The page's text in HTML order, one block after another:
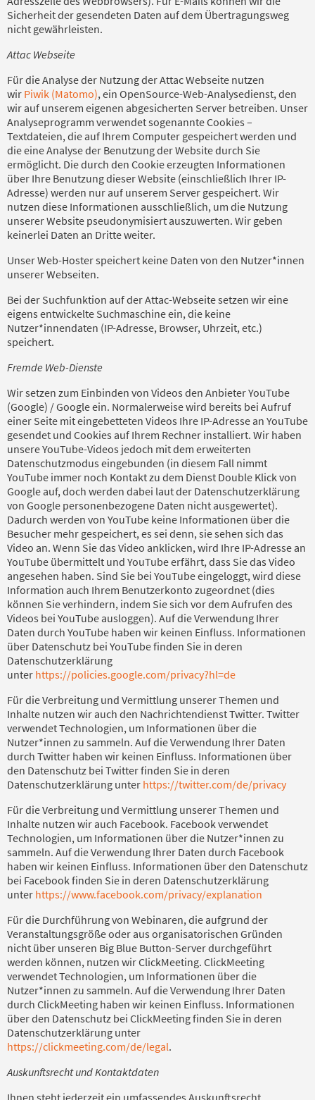
Sicherheit der gesendeten Daten auf dem Übertragungsweg
nicht gewährleisten.
Attac Webseite
Für die Analyse der Nutzung der Attac Webseite nutzen
wir Piwik (Matomo), ein OpenSource-Web-Analysedienst, den
wir auf unserem eigenen abgesicherten Server betreiben. Unser
Analyseprogramm verwendet sogenannte Cookies –
Textdateien, die auf Ihrem Computer gespeichert werden und
die eine Analyse der Benutzung der Website durch Sie
ermöglicht. Die durch den Cookie erzeugten Informationen
über Ihre Benutzung dieser Website (einschließlich Ihrer IP-
Adresse) werden nur auf unserem Server gespeichert. Wir
nutzen diese Informationen ausschließlich, um die Nutzung
unserer Website pseudonymisiert auszuwerten. Wir geben
keinerlei Daten an Dritte weiter.
Unser Web-Hoster speichert keine Daten von den Nutzer*innen
unserer Webseiten.
Bei der Suchfunktion auf der Attac-Webseite setzen wir eine
eigens entwickelte Suchmaschine ein, die keine
Nutzer*innendaten (IP-Adresse, Browser, Uhrzeit, etc.)
speichert.
Fremde Web-Dienste
Wir setzen zum Einbinden von Videos den Anbieter YouTube
(Google) / Google ein. Normalerweise wird bereits bei Aufruf
einer Seite mit eingebetteten Videos Ihre IP-Adresse an YouTube
gesendet und Cookies auf Ihrem Rechner installiert. Wir haben
unsere YouTube-Videos jedoch mit dem erweiterten
Datenschutzmodus eingebunden (in diesem Fall nimmt
YouTube immer noch Kontakt zu dem Dienst Double Klick von
Google auf, doch werden dabei laut der Datenschutzerklärung
von Google personenbezogene Daten nicht ausgewertet).
Dadurch werden von YouTube keine Informationen über die
Besucher mehr gespeichert, es sei denn, sie sehen sich das
Video an. Wenn Sie das Video anklicken, wird Ihre IP-Adresse an
YouTube übermittelt und YouTube erfährt, dass Sie das Video
angesehen haben. Sind Sie bei YouTube eingeloggt, wird diese
Information auch Ihrem Benutzerkonto zugeordnet (dies
können Sie verhindern, indem Sie sich vor dem Aufrufen des
Videos bei YouTube ausloggen). Auf die Verwendung Ihrer
Daten durch YouTube haben wir keinen Einfluss. Informationen
über Datenschutz bei YouTube finden Sie in deren
Datenschutzerklärung
unter https://policies.google.com/privacy?hl=de
Für die Verbreitung und Vermittlung unserer Themen und
Inhalte nutzen wir auch den Nachrichtendienst Twitter. Twitter
verwendet Technologien, um Informationen über die
Nutzer*innen zu sammeln. Auf die Verwendung Ihrer Daten
durch Twitter haben wir keinen Einfluss. Informationen über
den Datenschutz bei Twitter finden Sie in deren
Datenschutzerklärung unter https://twitter.com/de/privacy
Für die Verbreitung und Vermittlung unserer Themen und
Inhalte nutzen wir auch Facebook. Facebook verwendet
Technologien, um Informationen über die Nutzer*innen zu
sammeln. Auf die Verwendung Ihrer Daten durch Facebook
haben wir keinen Einfluss. Informationen über den Datenschutz
bei Facebook finden Sie in deren Datenschutzerklärung
unter https://www.facebook.com/privacy/explanation
Für die Durchführung von Webinaren, die aufgrund der
Veranstaltungsgröße oder aus organisatorischen Gründen
nicht über unseren Big Blue Button-Server durchgeführt
werden können, nutzen wir ClickMeeting. ClickMeeting
verwendet Technologien, um Informationen über die
Nutzer*innen zu sammeln. Auf die Verwendung Ihrer Daten
durch ClickMeeting haben wir keinen Einfluss. Informationen
über den Datenschutz bei ClickMeeting finden Sie in deren
Datenschutzerklärung unter
https://clickmeeting.com/de/legal.
Auskunftsrecht und Kontaktdaten
Ihnen steht jederzeit ein umfassendes Auskunftsrecht